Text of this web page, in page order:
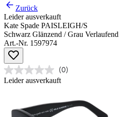
Zurück
Leider ausverkauft
Kate Spade PAISLEIGH/S
Schwarz Glänzend / Grau Verlaufend
Art.-Nr. 1597974
(0)
Leider ausverkauft